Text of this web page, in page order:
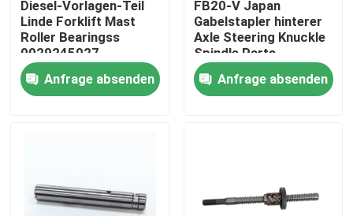
Nach Hause
Über uns
Produkte
Diesel-Vorlagen-Teil
Linde Forklift Mast
Roller Bearingss
0029245027
Anfrage absenden
FB20-V Japan
Gabelstapler hinterer
Axle Steering Knuckle
Spindle Parts
Anfrage absenden